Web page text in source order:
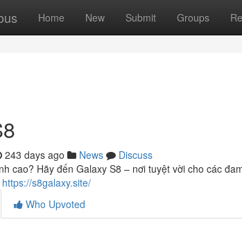
Home New Submit Groups
243 days ago News
Discuss
cao? Hãy đến Galaxy S8 – nơi tuyệt vời cho các
https://s8galaxy.site/
Who Upvoted